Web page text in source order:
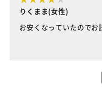
りくまま(女性)
お安くなっていたのでお